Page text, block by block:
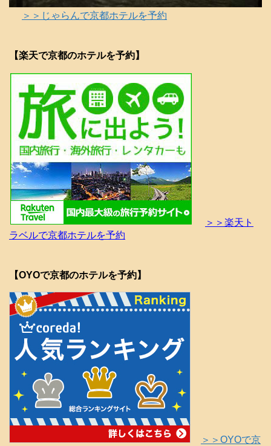
＞＞じゃらんで京都ホテルを予約
【楽天で京都のホテルを予約】
＞＞楽天ト
ラベルで京都ホテルを予約
【OYOで京都のホテルを予約】
＞＞OYOで京